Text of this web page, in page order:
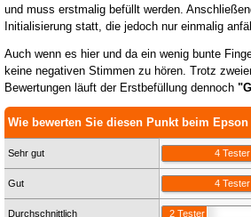
und muss erstmalig befüllt werden.
Initialisierung statt, die jedoch nur einmalig
Auch wenn es hier und da ein wenig bunte
keine negativen Stimmen zu hören. Trotz
Bewertungen läuft der Erstbefüllung dennoch
Wie bewerten Sie diesen Punkt beim Epson
Sehr gut 4 Tester
Gut 4 Tester
Durchschnittlich 2 Tester